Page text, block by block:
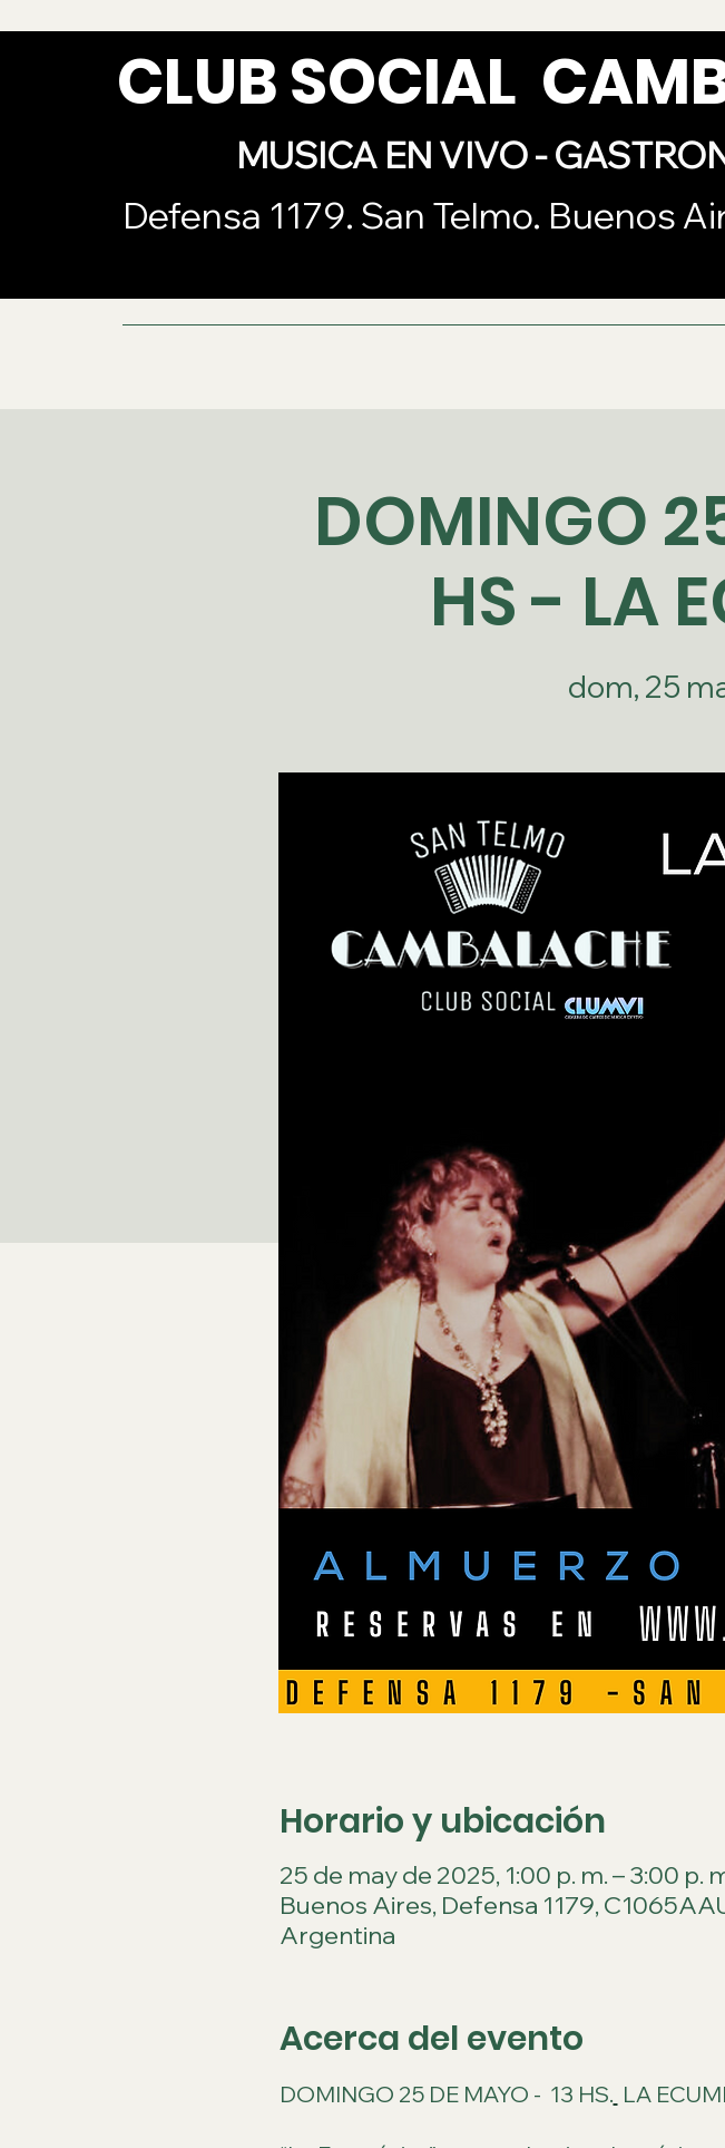
CLUB SOCIAL
MUSICA EN VIVO -
Defensa 1179. San Telmo. Buenos
DOMINGO
HS - LA
dom, 25
Horario y ubicación
25 de may de 2025, 1:00 p. m. – 3:00 p.
Buenos Aires, Defensa 1179,
Argentina
Acerca del evento
DOMINGO 25 DE MAYO -  13 HS. LA